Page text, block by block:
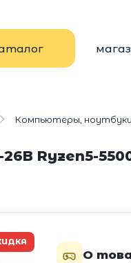
Компьютеры,
Ryzen5-
О